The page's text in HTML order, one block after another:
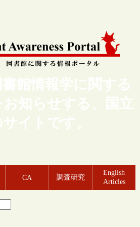
館情報学に関する
知らせする、国立
イトです。
CA 調査研究
English
Articles